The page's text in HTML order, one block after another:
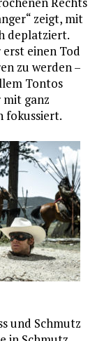
zeigt, mit
deplatziert.
einen Tod
zu werden –
Tontos
mit ganz
fokussiert.
und Schmutz